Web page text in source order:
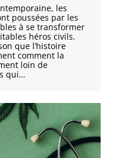
les
poussées par les
à se transformer
héros civils.
que l’histoire
comment la
loin de
qui…